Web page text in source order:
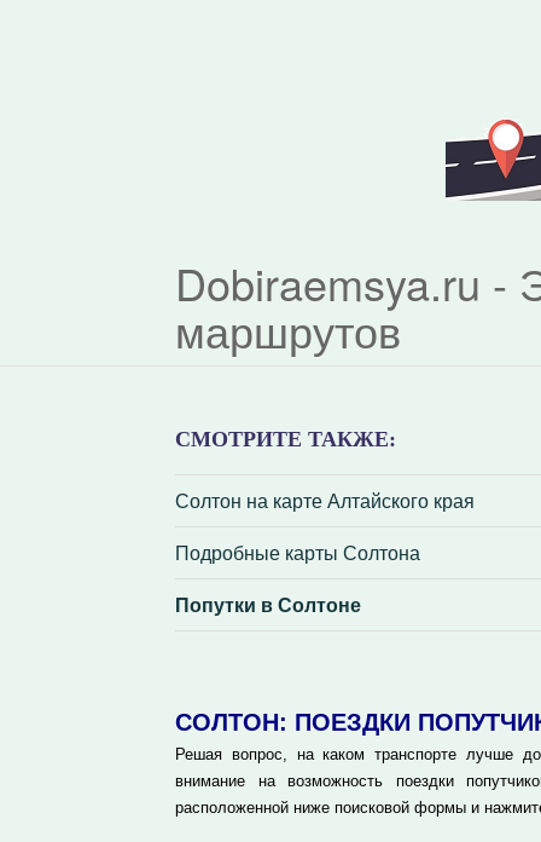
Dobiraemsya.ru -
маршрутов
СМОТРИТЕ ТАКЖЕ:
Солтон на карте Алтайского края
Подробные карты Солтона
Попутки в Солтоне
СОЛТОН: ПОЕЗДКИ
Решая вопрос, на каком транспорте лучше
внимание на возможность поездки
расположенной ниже поисковой формы и